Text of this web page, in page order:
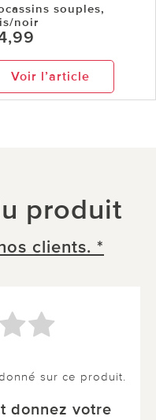
souples,
noir
Voir l’article
produit
clients. *
sur ce produit.
donnez votre